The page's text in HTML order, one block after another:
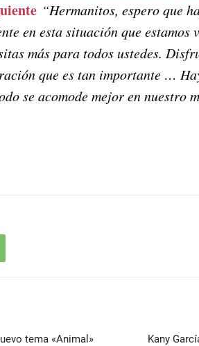
“Hermanitos, espero que
en esta situación que
más para todos ustedes.
que es tan importante …
se acomode mejor en nuestro
tema «Animal»
Kany